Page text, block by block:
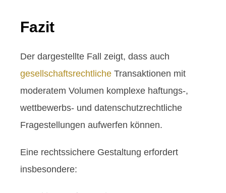
Fazit
Der dargestellte Fall zeigt, dass auch
gesellschaftsrechtliche Transaktionen mit
moderatem Volumen komplexe haftungs-,
wettbewerbs- und datenschutzrechtliche
Fragestellungen aufwerfen können.
Eine rechtssichere Gestaltung erfordert
insbesondere: